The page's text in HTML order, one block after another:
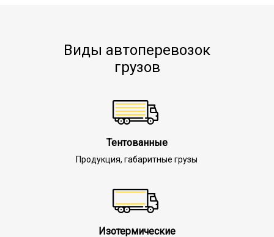
Виды автоперевозок
грузов
Тентованные
Продукция, габаритные грузы
Изотермические